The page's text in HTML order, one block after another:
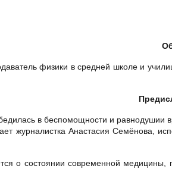
физики в средней школе и
в беспомощности и
журналистка Анастасия Семёнова,
о состоянии современной